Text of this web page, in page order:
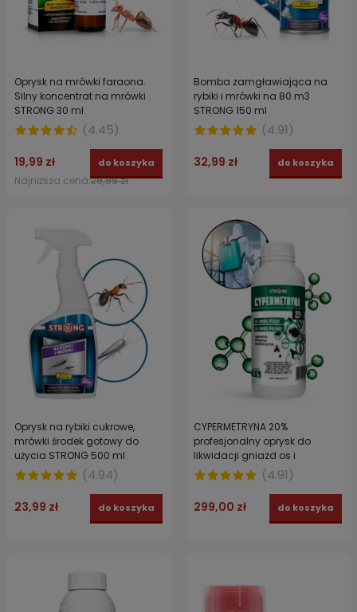
Oprysk na mrówki faraona.
Silny koncentrat na mrówki
STRONG 30 ml
(4.45)
19,99 zł
Najniższa cena:29,99 zł
do koszyka
Bomba zamgławiająca na
rybiki i mrówki na 80 m3
STRONG 150 ml
(4.91)
32,99 zł do koszyka
Oprysk na rybiki cukrowe,
mrówki środek gotowy do
użycia STRONG 500 ml
(4.94)
23,99 zł do koszyka
CYPERMETRYNA 20%
profesjonalny oprysk do
likwidacji gniazd os i
szerszeni. Środek do
zwalczania owadów
latających i biegających
(4.91)
299,00 zł do koszyka